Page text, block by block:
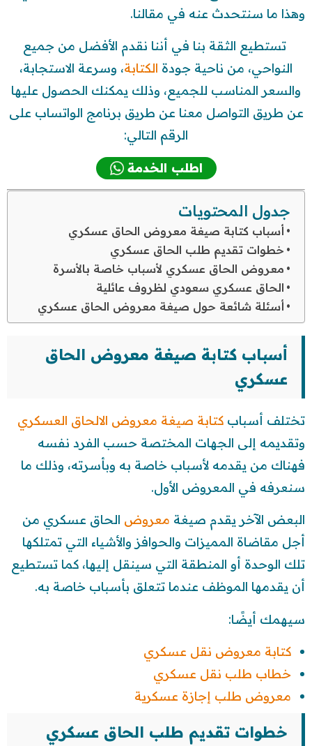
وهذا ما سنتحدث عنه في مقالنا.
تستطيع الثقة بنا في أننا نقدم الأفضل من جميع
النواحي، من ناحية جودة الكتابة، وسرعة الاستجابة،
والسعر المناسب للجميع، وذلك يمكنك الحصول عليها
عن طريق التواصل معنا عن طريق برنامج الواتساب على
الرقم التالي:
اطلب الخدمة
جدول المحتويات
أسباب كتابة صيغة معروض الحاق عسكري
خطوات تقديم طلب الحاق عسكري
معروض الحاق عسكري لأسباب خاصة بالأسرة
الحاق عسكري سعودي لظروف عائلية
أسئلة شائعة حول صيغة معروض الحاق عسكري
أسباب كتابة صيغة معروض الحاق
عسكري
تختلف أسباب كتابة صيغة معروض الالحاق العسكري
وتقديمه إلى الجهات المختصة حسب الفرد نفسه
فهناك من يقدمه لأسباب خاصة به وبأسرته، وذلك ما
سنعرفه في المعروض الأول.
البعض الآخر يقدم صيغة معروض الحاق عسكري من
أجل مقاضاة المميزات والحوافز والأشياء التي تمتلكها
تلك الوحدة أو المنطقة التي سينقل إليها، كما تستطيع
أن يقدمها الموظف عندما تتعلق بأسباب خاصة به.
سيهمك أيضًا:
كتابة معروض نقل عسكري
خطاب طلب نقل عسكري
معروض طلب إجازة عسكرية
خطوات تقديم طلب الحاق عسكري